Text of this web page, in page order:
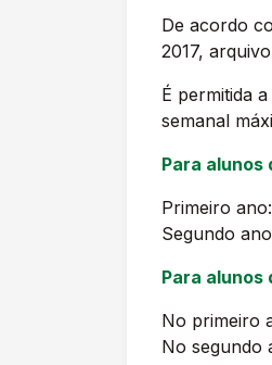
De acordo
2017,
É permitida
semanal
Para alunos
Primeiro
Segundo
Para alunos
No primeiro
No segundo